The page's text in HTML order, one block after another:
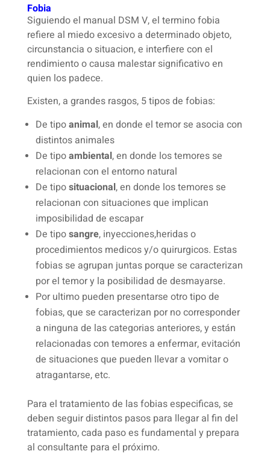
Fobia
Siguiendo el manual DSM V, el termino fobia
refiere al miedo excesivo a determinado objeto,
circunstancia o situacion, e interfiere con el
rendimiento o causa malestar significativo en
quien los padece.
Existen, a grandes rasgos, 5 tipos de fobias:
De tipoanimal, en donde el temor se asocia con
distintos animales
De tipoambiental, en donde los temores se
relacionan con el entorno natural
De tiposituacional, en donde los temores se
relacionan con situaciones que implican
imposibilidad de escapar
De tiposangre, inyecciones,heridas o
procedimientos medicos y/o quirurgicos. Estas
fobias se agrupan juntas porque se caracterizan
por el temor y la posibilidad de desmayarse.
Por ultimo pueden presentarse otro tipo de
fobias, que se caracterizan por no corresponder
a ninguna de las categorias anteriores, y están
relacionadas con temores a enfermar, evitación
de situaciones que pueden llevar a vomitar o
atragantarse, etc.
Para el tratamiento de las fobias especificas, se
deben seguir distintos pasos para llegar al fin del
tratamiento, cada paso es fundamental y prepara
al consultante para el próximo.